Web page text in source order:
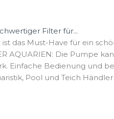
Filter für...
das Must-Have für ein
AQUARIEN: Die Pumpe
Einfache Bedienung und
Pool und Teich